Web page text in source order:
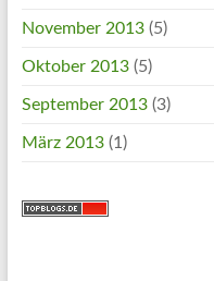
November 2013(5)
Oktober 2013(5)
September 2013(3)
März 2013(1)